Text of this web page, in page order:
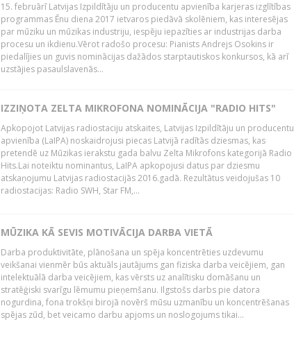
15. februārī Latvijas Izpildītāju un producentu apvienība karjeras izglītības
programmas Ēnu diena 2017 ietvaros piedāvā skolēniem, kas interesējas
par mūziku un mūzikas industriju, iespēju iepazīties ar industrijas darba
procesu un ikdienu.Vērot radošo procesu: Pianists Andrejs Osokins ir
piedalījies un guvis nominācijas dažādos starptautiskos konkursos, kā arī
uzstājies pasaulslavenās...
IZZIŅOTA ZELTA MIKROFONA NOMINĀCIJA "RADIO HITS"
Apkopojot Latvijas radiostaciju atskaites, Latvijas Izpildītāju un producentu
apvienība (LaIPA) noskaidrojusi piecas Latvijā radītās dziesmas, kas
pretendē uz Mūzikas ierakstu gada balvu Zelta Mikrofons kategorijā Radio
Hits.Lai noteiktu nominantus, LaIPA apkopojusi datus par dziesmu
atskaņojumu Latvijas radiostacijās 2016.gadā. Rezultātus veidojušas 10
radiostacijas: Radio SWH, Star FM,...
MŪZIKA KĀ SEVIS MOTIVĀCIJA DARBA VIETĀ
Darba produktivitāte, plānošana un spēja koncentrēties uzdevumu
veikšanai vienmēr būs aktuāls jautājums gan fiziska darba veicējiem, gan
intelektuālā darba veicējiem, kas vērsts uz analītisku domāšanu un
stratēģiski svarīgu lēmumu pieņemšanu. Ilgstošs darbs pie datora
nogurdina, fona trokšņi birojā novērš mūsu uzmanību un koncentrēšanas
spējas zūd, bet veicamo darbu apjoms un noslogojums tikai...